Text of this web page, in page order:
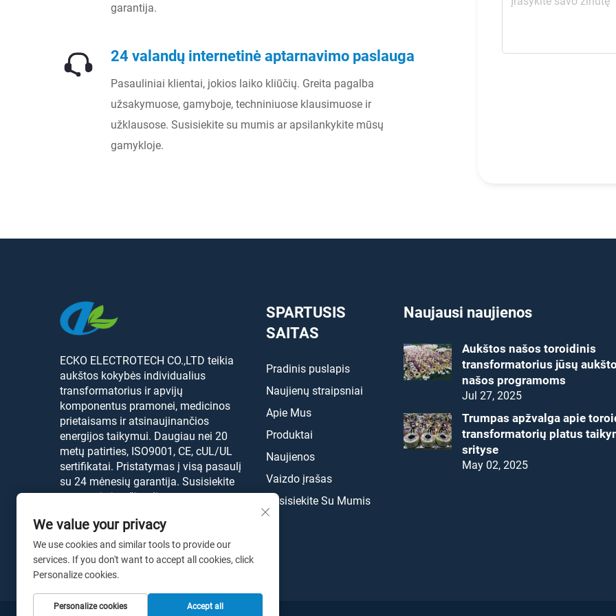
garantija.
24 valandų internetinė aptarnavimo paslauga
Pasauliniai klientai, jokios laiko kliūčių. Greita pagalba
užsakymuose, gamyboje, techniniuose klausimuose ir
užklausose. Susisiekite su mumis ar apsilankykite mūsų
gamykloje.
ECKO ELECTROTECH CO.,LTD teikia
aukštos kokybės individualius
transformatorius ir apvijų
komponentus pramonei, medicinos
prietaisams ir atsinaujinančios
energijos taikymui. Daugiau nei 20
metų patirties, ISO9001, CE, cUL/UL
sertifikatai. Pristatymas į visą pasaulį
su 24 mėnesių garantija. Susisiekite
su mumis jau šiandien.
SPARTUSIS
SAITAS
Pradinis puslapis
Naujienų straipsniai
Apie Mus
Produktai
Naujienos
Vaizdo įrašas
Susisiekite Su Mumis
Naujausi naujienos
Aukštos našos toroidinis
transformatorius jūsų
našos programoms
Jul 27, 2025
Trumpas apžvalga apie
transformatorių platus
srityse
May 02, 2025
We value your privacy
We use cookies and similar tools to provide our
services. If you don't want to accept all cookies, click
Personalize cookies.
Personalize cookies Accept all